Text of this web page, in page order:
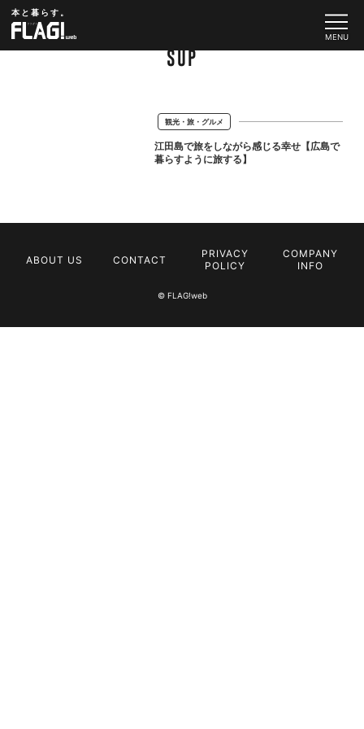
本と暮らす。
SUP
観光・旅・グルメ
江田島で旅をしながら感じる幸せ【広島で
暮らすように旅する】
ABOUT US CONTACT
PRIVACY
POLICY
COMPANY
INFO
© FLAG!web